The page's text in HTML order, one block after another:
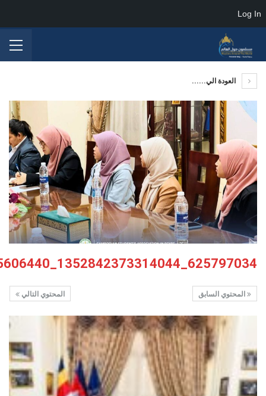
العودة الي......
625797034_1352842373314044_1070816781935606440_n
المحتوي التالي المحتوي السابق
Log In